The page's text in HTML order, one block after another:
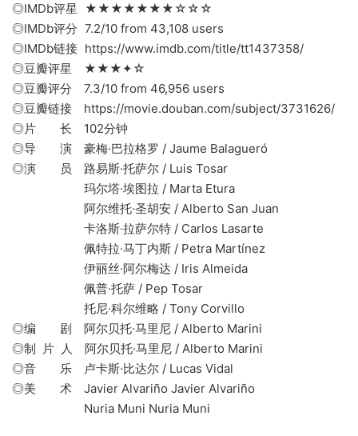
◎IMDb评星 ★★★★★★★☆☆☆
◎IMDb评分 7.2/10 from 43,108 users
◎IMDb链接 https://www.imdb.com/title/tt1437358/
◎豆瓣评星 ★★★✦☆
◎豆瓣评分 7.3/10 from 46,956 users
◎豆瓣链接 https://movie.douban.com/subject/3731626/
◎片 长 102分钟
◎导 演 豪梅·巴拉格罗 / Jaume Balagueró
◎演 员 路易斯·托萨尔 / Luis Tosar
玛尔塔·埃图拉 / Marta Etura
阿尔维托·圣胡安 / Alberto San Juan
卡洛斯·拉萨尔特 / Carlos Lasarte
佩特拉·马丁内斯 / Petra Martínez
伊丽丝·阿尔梅达 / Iris Almeida
佩普·托萨 / Pep Tosar
托尼·科尔维略 / Tony Corvillo
◎编 剧 阿尔贝托·马里尼 / Alberto Marini
◎制 片 人 阿尔贝托·马里尼 / Alberto Marini
◎音 乐 卢卡斯·比达尔 / Lucas Vidal
◎美 术 Javier Alvariño Javier Alvariño
Nuria Muni Nuria Muni